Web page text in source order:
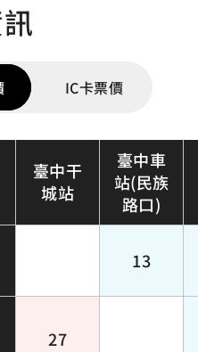
IC卡票價
臺中干
城站
臺中車
站(民族
路口)
13
27